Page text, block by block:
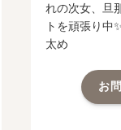
れの次女、旦
トを頑張り
太め
お